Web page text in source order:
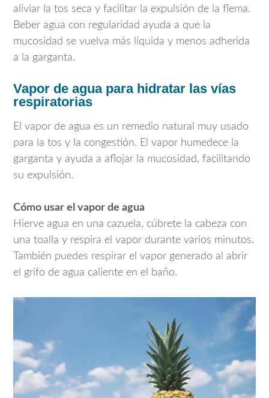
aliviar la tos seca y facilitar la expulsión de la flema.
Beber agua con regularidad ayuda a que la
mucosidad se vuelva más líquida y menos adherida
a la garganta.
Vapor de agua para hidratar las vías
respiratorias
El vapor de agua es un remedio natural muy usado
para la tos y la congestión. El vapor humedece la
garganta y ayuda a aflojar la mucosidad, facilitando
su expulsión.
Cómo usar el vapor de agua
Hierve agua en una cazuela, cúbrete la cabeza con
una toalla y respira el vapor durante varios minutos.
También puedes respirar el vapor generado al abrir
el grifo de agua caliente en el baño.